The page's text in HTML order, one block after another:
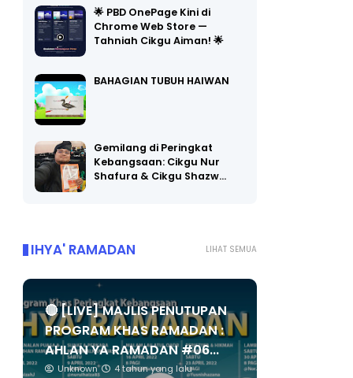
🌟 PBD OnePage Kini di
Chrome Web Store —
Tahniah Cikgu Aiman! 🌟
BAHAGIAN TUBUH HAIWAN
Gemilang di Peringkat
Kebangsaan: Cikgu Nur
Shafura & Cikgu Shazw…
LIHAT SEMUA
IHYA' RAMADAN
🔴 [LIVE] MAJLIS PENUTUPAN
PROGRAM KHAS RAMADAN :
AHLAN YA RAMADAN #06...
Unknown 4 tahun yang lalu